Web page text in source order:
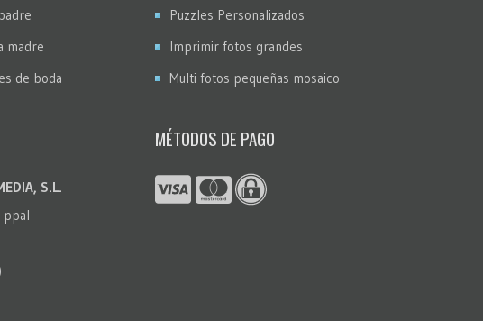
madre
de boda
Puzzles Personalizados
Imprimir fotos grandes
Multi fotos pequeñas mosaico
S.L.
ppal
MÉTODOS DE PAGO